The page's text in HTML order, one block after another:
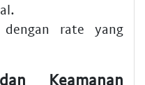
dengan rate yang
Keamanan